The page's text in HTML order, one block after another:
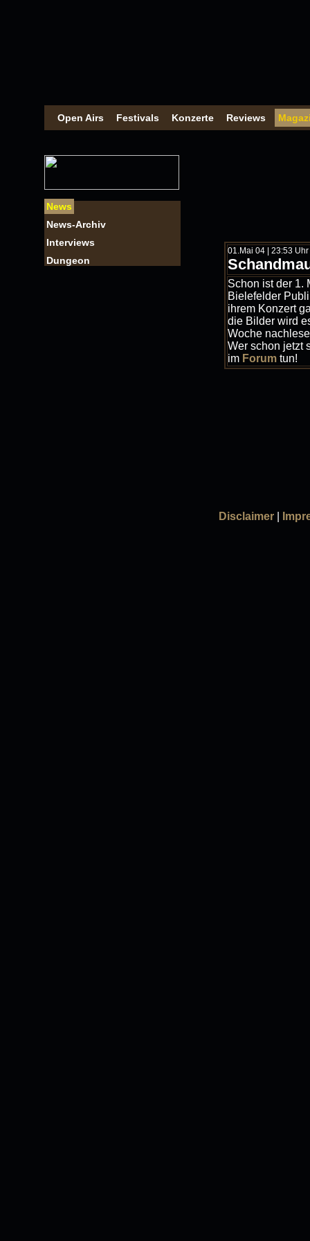
Open Airs Festivals Konzerte Reviews
News
News-Archiv
Interviews
Dungeon
01.Mai 04 | 23:53 Uhr
Schon ist der 1.
Bielefelder
ihrem Konzert
die Bilder wird
Woche
Wer schon jetzt
im Forum tun!
Disclaimer|